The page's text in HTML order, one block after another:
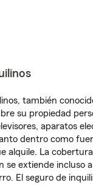
también
su propiedad
aparatos
dentro como
alquile. La
se extiende incluso
El seguro de